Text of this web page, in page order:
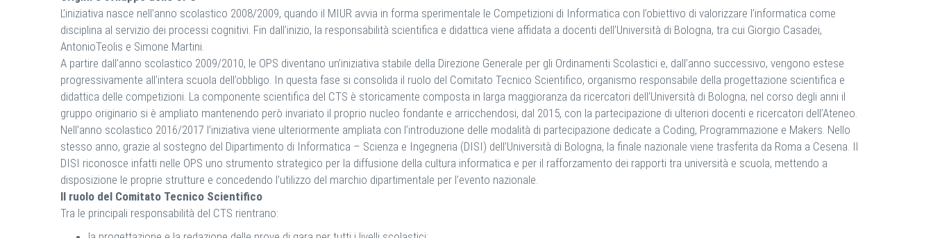
L’iniziativa nasce nell’anno scolastico 2008/2009, quando il MIUR avvia in forma sperimentale le Competizioni di Informatica con l’obiettivo di valorizzare l’informatica come
disciplina al servizio dei processi cognitivi. Fin dall’inizio, la responsabilità scientifica e didattica viene affidata a docenti dell’Università di Bologna, tra cui Giorgio Casadei,
AntonioTeolis e Simone Martini.
A partire dall’anno scolastico 2009/2010, le OPS diventano un’iniziativa stabile della Direzione Generale per gli Ordinamenti Scolastici e, dall’anno successivo, vengono estese
progressivamente all’intera scuola dell’obbligo. In questa fase si consolida il ruolo del Comitato Tecnico Scientifico, organismo responsabile della progettazione scientifica e
didattica delle competizioni. La componente scientifica del CTS è storicamente composta in larga maggioranza da ricercatori dell’Università di Bologna; nel corso degli anni il
gruppo originario si è ampliato mantenendo però invariato il proprio nucleo fondante e arricchendosi, dal 2015, con la partecipazione di ulteriori docenti e ricercatori dell’Ateneo.
Nell’anno scolastico 2016/2017 l’iniziativa viene ulteriormente ampliata con l’introduzione delle modalità di partecipazione dedicate a Coding, Programmazione e Makers. Nello
stesso anno, grazie al sostegno del Dipartimento di Informatica – Scienza e Ingegneria (DISI) dell’Università di Bologna, la finale nazionale viene trasferita da Roma a Cesena. Il
DISI riconosce infatti nelle OPS uno strumento strategico per la diffusione della cultura informatica e per il rafforzamento dei rapporti tra università e scuola, mettendo a
disposizione le proprie strutture e concedendo l’utilizzo del marchio dipartimentale per l’evento nazionale.
Il ruolo del Comitato Tecnico Scientifico
Tra le principali responsabilità del CTS rientrano: